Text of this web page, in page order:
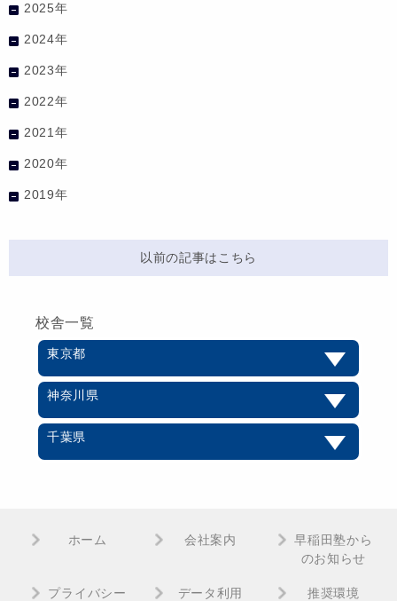
2025年
2024年
2023年
2022年
2021年
2020年
2019年
以前の記事はこちら
校舎一覧
東京都
神奈川県
千葉県
ホーム 会社案内
早稲田塾から
のお知らせ
プライバシー
データ利用 推奨環境